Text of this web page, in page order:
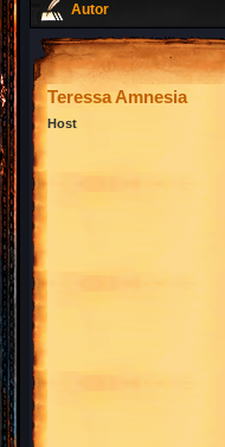
Autor
Teressa Amnesia
Host